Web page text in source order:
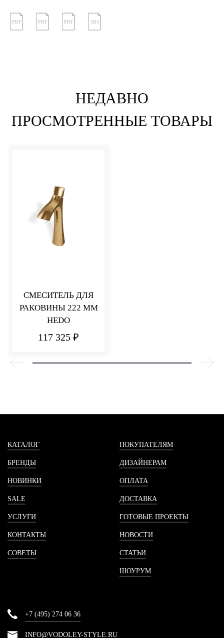
PDF PDF PDF 3DS
НЕДАВНО
ПРОСМОТРЕННЫЕ ТОВАРЫ
СМЕСИТЕЛЬ ДЛЯ
РАКОВИНЫ 222 ММ
HEDO
117 325 ₽
КАТАЛОГ
БРЕНДЫ
НОВИНКИ
SALE
УСЛУГИ
КОНТАКТЫ
СОВЕТЫ
ПОКУПАТЕЛЯМ
ДИЗАЙНЕРАМ
ОПЛАТА
ДОСТАВКА
ГОТОВЫЕ ПРОЕКТЫ
НОВОСТИ
СТАТЬИ
ШОУРУМ
+7 (495) 274 06 36
INFO@VODOLEY-STYLE.RU